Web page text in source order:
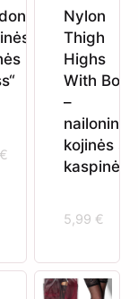
€
Nylon
Thigh
Highs
With Bow
–
nailoninės
kojinės su
kaspinėliu
5,99 €